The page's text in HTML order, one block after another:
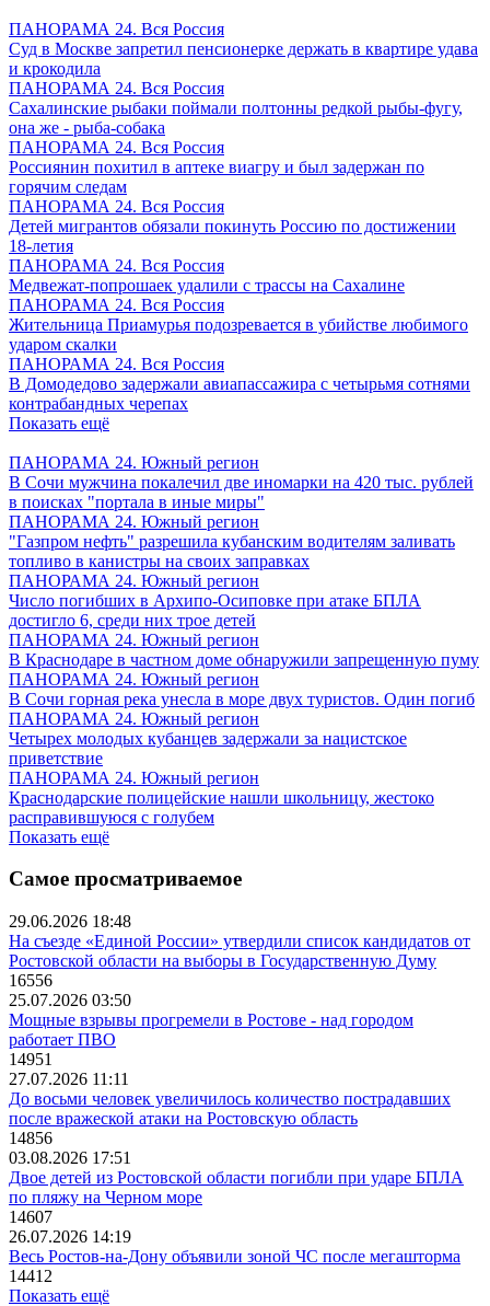
ПАНОРАМА 24. Вся Россия
Суд в Москве запретил пенсионерке держать в квартире удава
и крокодила
ПАНОРАМА 24. Вся Россия
Сахалинские рыбаки поймали полтонны редкой рыбы-фугу,
она же - рыба-собака
ПАНОРАМА 24. Вся Россия
Россиянин похитил в аптеке виагру и был задержан по
горячим следам
ПАНОРАМА 24. Вся Россия
Детей мигрантов обязали покинуть Россию по достижении
18-летия
ПАНОРАМА 24. Вся Россия
Медвежат-попрошаек удалили с трассы на Сахалине
ПАНОРАМА 24. Вся Россия
Жительница Приамурья подозревается в убийстве любимого
ударом скалки
ПАНОРАМА 24. Вся Россия
В Домодедово задержали авиапассажира с четырьмя сотнями
контрабандных черепах
Показать ещё
ПАНОРАМА 24. Южный регион
В Сочи мужчина покалечил две иномарки на 420 тыс. рублей
в поисках "портала в иные миры"
ПАНОРАМА 24. Южный регион
"Газпром нефть" разрешила кубанским водителям заливать
топливо в канистры на своих заправках
ПАНОРАМА 24. Южный регион
Число погибших в Архипо-Осиповке при атаке БПЛА
достигло 6, среди них трое детей
ПАНОРАМА 24. Южный регион
В Краснодаре в частном доме обнаружили запрещенную пуму
ПАНОРАМА 24. Южный регион
В Сочи горная река унесла в море двух туристов. Один погиб
ПАНОРАМА 24. Южный регион
Четырех молодых кубанцев задержали за нацистское
приветствие
ПАНОРАМА 24. Южный регион
Краснодарские полицейские нашли школьницу, жестоко
расправившуюся с голубем
Показать ещё
Самое просматриваемое
29.06.2026 18:48
На съезде «Единой России» утвердили список кандидатов от
Ростовской области на выборы в Государственную Думу
16556
25.07.2026 03:50
Мощные взрывы прогремели в Ростове - над городом
работает ПВО
14951
27.07.2026 11:11
До восьми человек увеличилось количество пострадавших
после вражеской атаки на Ростовскую область
14856
03.08.2026 17:51
Двое детей из Ростовской области погибли при ударе БПЛА
по пляжу на Черном море
14607
26.07.2026 14:19
Весь Ростов-на-Дону объявили зоной ЧС после мегашторма
14412
Показать ещё